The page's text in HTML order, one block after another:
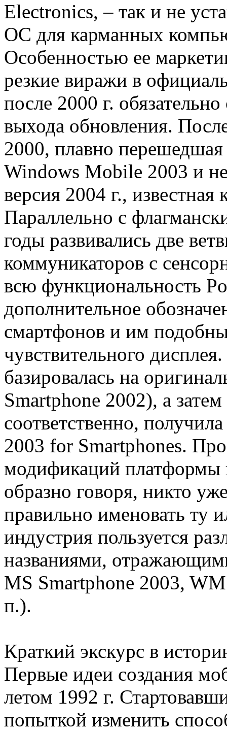
Electronics, – так и не
ОС для карманных
Особенностью ее
резкие виражи в
после 2000 г.
выхода обновления.
2000, плавно перешедшая
Windows Mobile 2003 и
версия 2004 г.,
Параллельно с
годы развивались две
коммуникаторов с
всю функциональность
дополнительное
смартфонов и им
чувствительного
базировалась на
Smartphone 2002), а
соответственно,
2003 for Smartphones.
модификаций платформы
образно говоря, никто
правильно именовать ту
индустрия пользуется
названиями,
MS Smartphone 2003,
п.).
Краткий экскурс в
Первые идеи создания
летом 1992 г.
попыткой изменить